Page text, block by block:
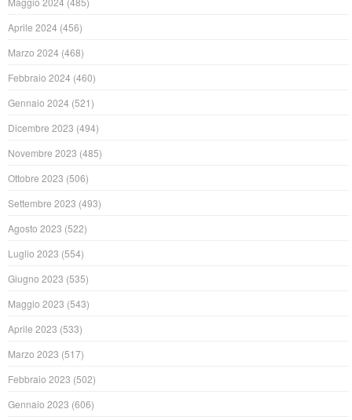
Aprile 2024 (456)
Marzo 2024 (468)
Febbraio 2024 (460)
Gennaio 2024 (521)
Dicembre 2023 (494)
Novembre 2023 (485)
Ottobre 2023 (506)
Settembre 2023 (493)
Agosto 2023 (522)
Luglio 2023 (554)
Giugno 2023 (535)
Maggio 2023 (543)
Aprile 2023 (533)
Marzo 2023 (517)
Febbraio 2023 (502)
Gennaio 2023 (606)